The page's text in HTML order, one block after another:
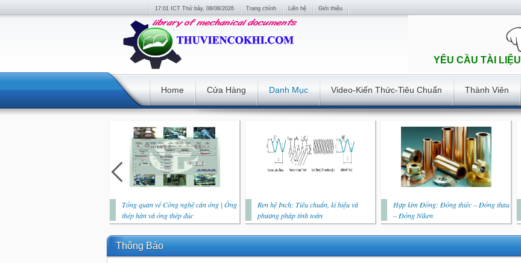
17:01 ICT Thứ bảy, 08/08/2026 Trang chính Liên hệ Giới thiệu
YÊU CẦU TÀI LIỆU
Home Cửa Hàng Danh Mục Video-Kiến Thức-Tiêu Chuẩn Thành Viên
Tổng quan về Công nghệ cán ống | Ống
thép hàn và ống thép đúc
Ren hệ Inch: Tiêu chuẩn, kí hiệu và
phương pháp tính toán
Hợp kim Đồng: Đồng thiếc – Đồng thau
– Đồng Niken
Thông Báo